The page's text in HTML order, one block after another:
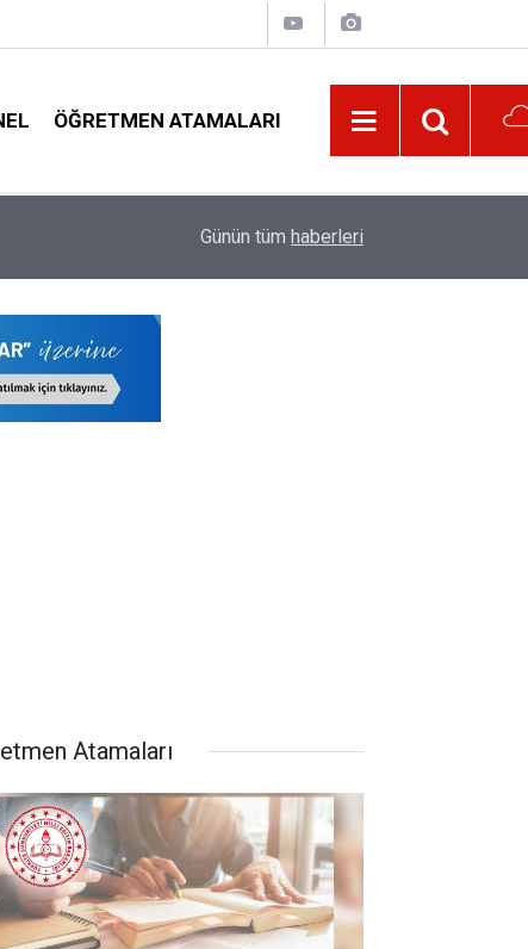
ÖĞRETMEN ATAMALARI
Milli Eğitim Bakanı Yusuf Tekin'den Serbest
Günün tüm haberleri
Atamaları